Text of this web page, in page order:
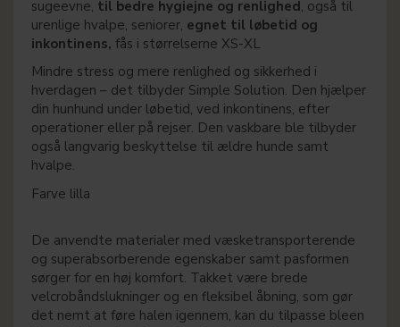
sugeevne, til bedre hygiejne og renlighed, også til
urenlige hvalpe, seniorer, egnet til løbetid og
inkontinens, fås i størrelserne XS-XL
Mindre stress og mere renlighed og sikkerhed i
hverdagen – det tilbyder Simple Solution. Den hjælper
din hunhund under løbetid, ved inkontinens, efter
operationer eller på rejser. Den vaskbare ble tilbyder
også langvarig beskyttelse til ældre hunde samt
hvalpe.
Farve lilla
De anvendte materialer med væsketransporterende
og superabsorberende egenskaber samt pasformen
sørger for en høj komfort. Takket være brede
velcrobåndslukninger og en fleksibel åbning, som gør
det nemt at føre halen igennem, kan du tilpasse bleen